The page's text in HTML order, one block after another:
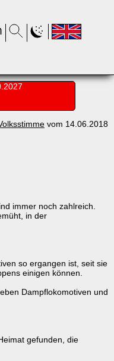
vom 14.06.2018
immer noch zahlreich.
in der
so ergangen ist, seit sie
einigen können.
Dampflokomotiven und
gefunden, die